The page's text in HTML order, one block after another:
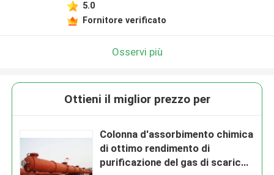
5.0
Fornitore verificato
Osservi più
Ottieni il miglior prezzo per
Colonna d'assorbimento chimica
di ottimo rendimento di
purificazione del gas di scarico